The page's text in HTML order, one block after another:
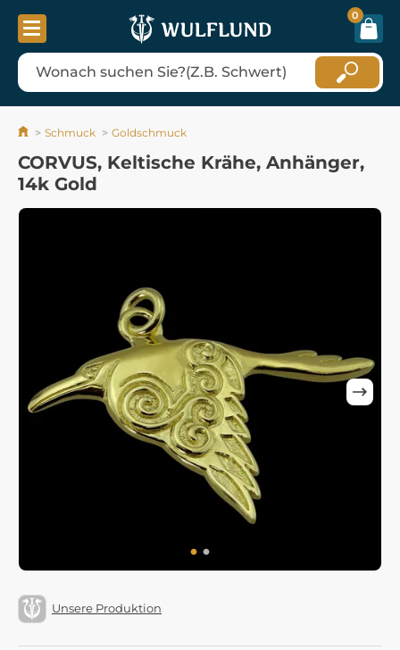
0
Schmuck Goldschmuck
CORVUS, Keltische Krähe, Anhänger,
14k Gold
Unsere Produktion